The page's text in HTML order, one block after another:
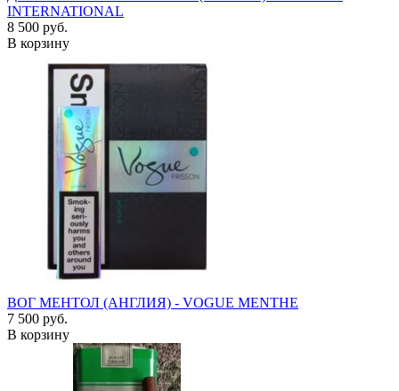
INTERNATIONAL
8 500 руб.
В корзину
ВОГ МЕНТОЛ (АНГЛИЯ) - VOGUE MENTHE
7 500 руб.
В корзину